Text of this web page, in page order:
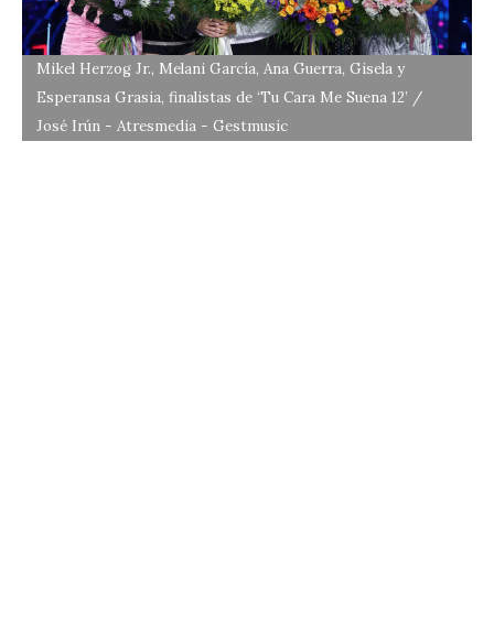
Mikel Herzog Jr., Melani García, Ana Guerra, Gisela y
Esperansa Grasia, finalistas de ‘Tu Cara Me Suena 12’ /
José Irún - Atresmedia - Gestmusic